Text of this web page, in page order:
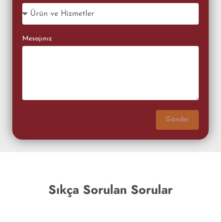
Mesajınız
Gönder
Sıkça Sorulan Sorular